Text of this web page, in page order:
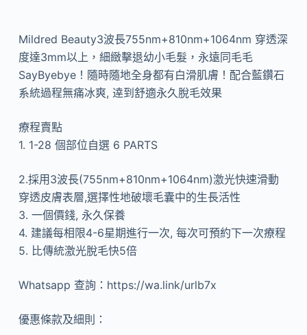
️Mildred Beauty3波長755nm+810nm+1064nm 穿透深
度達3mm以上，細緻擊退幼小毛髮，永遠同毛毛
SayByebye！隨時隨地全身都有白滑肌膚！配合藍鑽石
系統過程無痛冰爽, 逹到舒適永久脫毛效果
療程賣點
1. 1-28 個部位自選 6 PARTS
2.採用3波長(755nm+810nm+1064nm)激光快速滑動
穿透皮膚表層,選擇性地破壞毛囊中的生長活性
3. 一個價錢, 永久保養
4. 建議每相限4-6星期進行一次, 每次可預約下一次療程
5. 比傳統激光脫毛快5倍
Whatsapp 查詢：https://wa.link/urlb7x
優惠條款及細則：